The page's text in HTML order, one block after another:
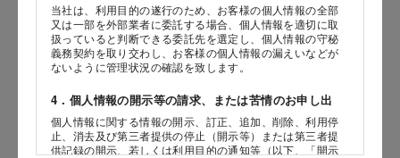
当社は、利用目的の遂行のため、お客様の個人情報の全部
又は一部を外部業者に委託する場合、個人情報を適切に取
扱っていると判断できる委託先を選定し、個人情報の守秘
義務契約を取り交わし、お客様の個人情報の漏えいなどが
ないように管理状況の確認を致します。
4．個人情報の開示等の請求、または苦情のお申し出
個人情報に関する情報の開示、訂正、追加、削除、利用停
止、消去及び第三者提供の停止（開示等）または第三者提
供記録の開示、若しくは利用目的の通知等（以下、「開示
店舗サービスに関するお問い合わせにつきましては、内容欄に『店
舗名』を記載いただけますと幸いです。
岳や末広がりを意味す
やつ時」という意味を込
。雄大な八ヶ岳山麓の自
れる、こだわりのスイー